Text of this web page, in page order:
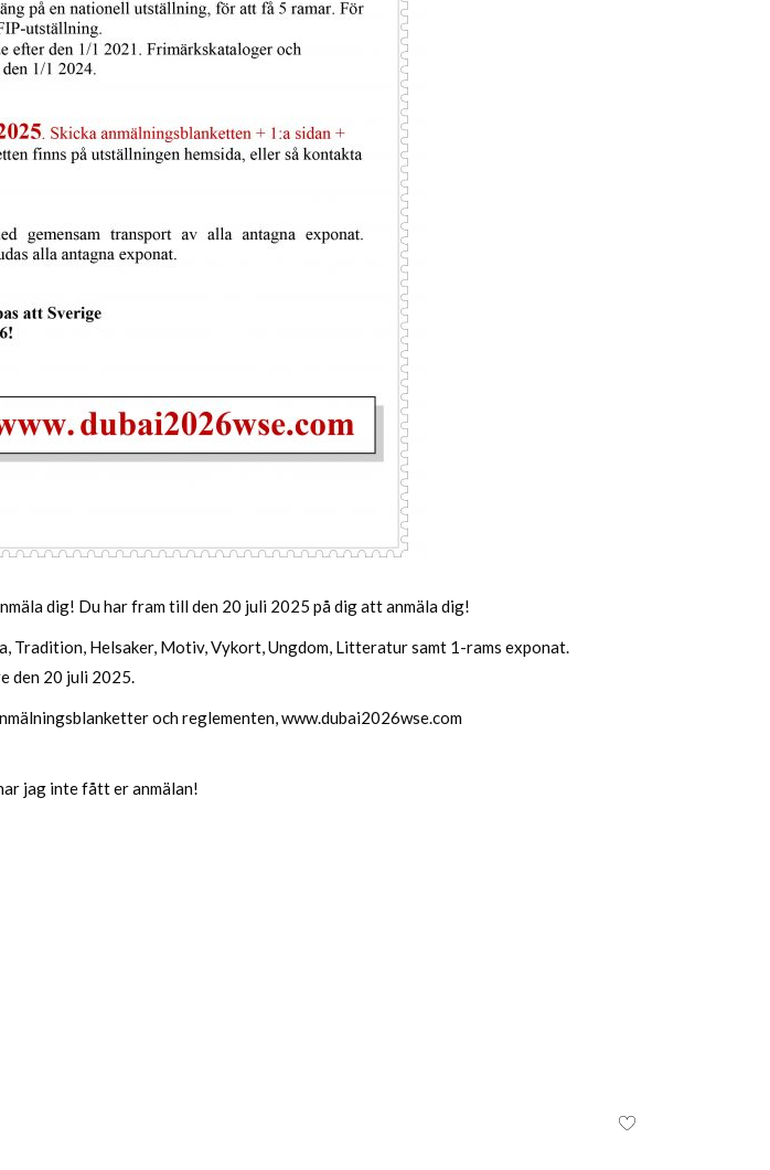
dig! Du har fram till den 20 juli 2025 på dig att anmäla dig!
Helsaker, Motiv, Vykort, Ungdom, Litteratur samt 1-rams exponat.
den 20 juli 2025.
och reglementen, www.dubai2026wse.com
jag inte fått er anmälan!